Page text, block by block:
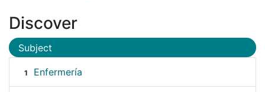
Discover
Subject
1 Enfermería